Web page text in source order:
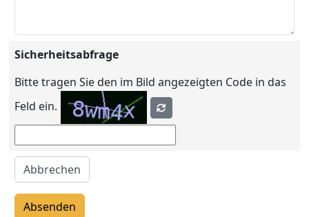
Sicherheitsabfrage
Bitte tragen Sie den im Bild angezeigten Code in das
Feld ein.
Abbrechen
Absenden